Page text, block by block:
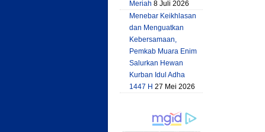
Meriah 8 Juli 2026
Menebar Keikhlasan
dan Menguatkan
Kebersamaan,
Pemkab Muara Enim
Salurkan Hewan
Kurban Idul Adha
1447 H 27 Mei 2026